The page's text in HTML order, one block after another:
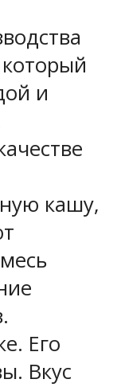
и
кашу,
Его
Вкус